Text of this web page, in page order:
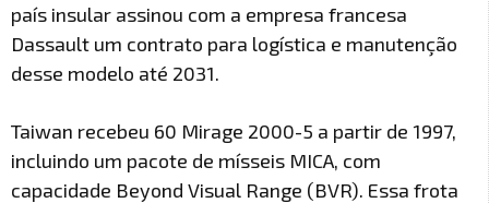
país insular assinou com a empresa francesa
Dassault um contrato para logística e manutenção
desse modelo até 2031.
Taiwan recebeu 60 Mirage 2000-5 a partir de 1997,
incluindo um pacote de mísseis MICA, com
capacidade Beyond Visual Range (BVR). Essa frota